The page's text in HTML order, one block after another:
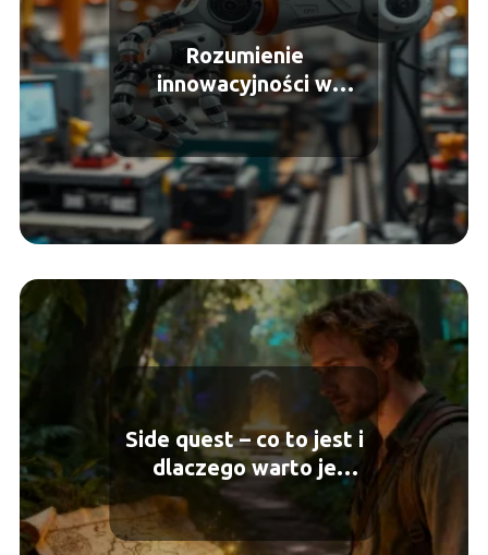
Rozumienie
innowacyjności w
kontekście
technologicznym –
maszyny w fabrykach
Side quest – co to jest i
dlaczego warto je
wykonywać?